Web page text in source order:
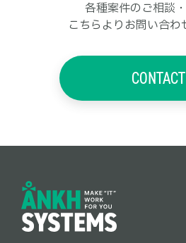
各種案件のご相談
こちらよりお問い合わ
CONTACT